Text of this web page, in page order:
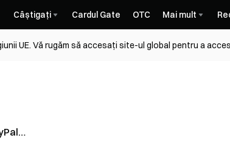
Câștigați Cardul Gate OTC Mai mult
UE. Vă rugăm să accesați site-ul global pentru a